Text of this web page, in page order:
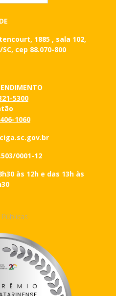
1885 , sala 102,
cep 88.070-800
5300
1060
0001-12
às 12h e das 13h às